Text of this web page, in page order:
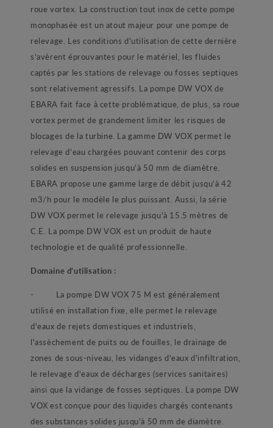
roue vortex. La construction tout inox de cette pompe
monophasée est un atout majeur pour une pompe de
relevage. Les conditions d'utilisation de cette dernière
s’avèrent éprouvantes pour le matériel, les fluides
captés par les stations de relevage ou fosses septiques
sont relativement agressifs. La pompe DW VOX de
EBARA fait face à cette problématique, de plus, sa roue
vortex permet de grandement limiter les risques de
blocages de la turbine. La gamme DW VOX permet le
relevage d'eau chargées pouvant contenir des corps
solides en suspension jusqu'à 50 mm de diamètre.
EBARA propose une gamme large de débit jusqu'à 42
m3/h pour le modèle le plus puissant. Aussi, la série
DW VOX permet le relevage jusqu'à 15.5 mètres de
C.E. La pompe DW VOX est un produit de haute
technologie et de qualité professionnelle.
Domaine d’utilisation :
- La pompe DW VOX 75 M est généralement
utilisé en installation fixe, elle permet le relevage
d'eaux de rejets domestiques et industriels,
l'assèchement de puits ou de fouilles, le drainage de
zones de sous-niveau, les vidanges d'eaux d'infiltration,
le relevage d'eaux de décharges (services sanitaires)
ainsi que la vidange de fosses septiques. La pompe DW
VOX est conçue pour des liquides chargés contenants
des substances solides jusqu'à 50 mm de diamètre.